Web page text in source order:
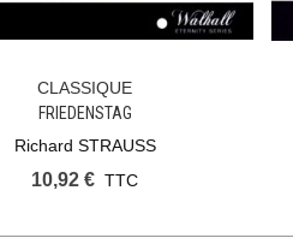
Ajouter Au Panier
CLASSIQUE
FRIEDENSTAG
Richard STRAUSS
10,92 € TTC